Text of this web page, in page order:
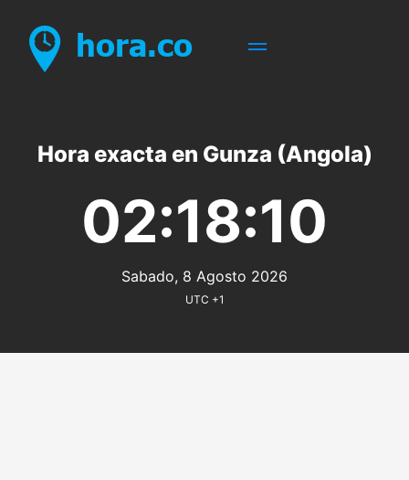
Hora exacta en Gunza (Angola)
02:18:10
Sabado, 8 Agosto 2026
UTC +1